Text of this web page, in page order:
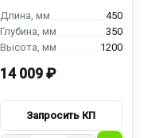
450
350
1200
14 009 ₽